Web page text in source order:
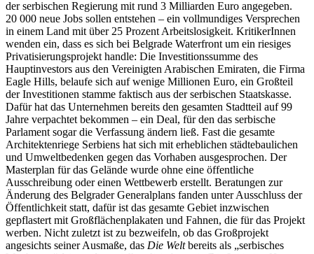
der serbischen Regierung mit rund 3 Milliarden Euro angegeben.
20 000 neue Jobs sollen entstehen – ein vollmundiges Versprechen
in einem Land mit über 25 Prozent Arbeitslosigkeit. KritikerInnen
wenden ein, dass es sich bei Belgrade Waterfront um ein riesiges
Privatisierungsprojekt handle: Die Investitionssumme des
Hauptinvestors aus den Vereinigten Arabischen Emiraten, die Firma
Eagle Hills, belaufe sich auf wenige Millionen Euro, ein Großteil
der Investitionen stamme faktisch aus der serbischen Staatskasse.
Dafür hat das Unternehmen bereits den gesamten Stadtteil auf 99
Jahre verpachtet bekommen – ein Deal, für den das serbische
Parlament sogar die Verfassung ändern ließ. Fast die gesamte
Architektenriege Serbiens hat sich mit erheblichen städtebaulichen
und Umweltbedenken gegen das Vorhaben ausgesprochen. Der
Masterplan für das Gelände wurde ohne eine öffentliche
Ausschreibung oder einen Wettbewerb erstellt. Beratungen zur
Änderung des Belgrader Generalplans fanden unter Ausschluss der
Öffentlichkeit statt, dafür ist das gesamte Gebiet inzwischen
gepflastert mit Großflächenplakaten und Fahnen, die für das Projekt
werben. Nicht zuletzt ist zu bezweifeln, ob das Großprojekt
angesichts seiner Ausmaße, das Die Weltbereits als „serbisches